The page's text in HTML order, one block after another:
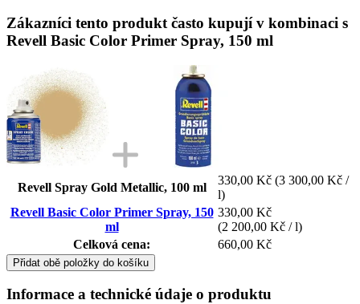
Zákazníci tento produkt často kupují v kombinaci s
Revell Basic Color Primer Spray, 150 ml
Revell Spray Gold Metallic, 100 ml
330,00 Kč (3 300,00 Kč /
l)
Revell Basic Color Primer Spray, 150
ml
330,00 Kč
(2 200,00 Kč / l)
Celková cena:
660,00 Kč
Přidat obě položky do košíku
Informace a technické údaje o produktu